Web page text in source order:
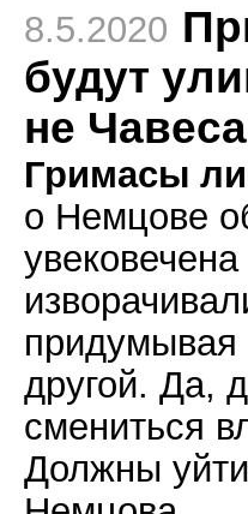
8.5.2020
будут
не Чавеса
Гримасы
о Немцове
придумывая
другой. Да,
смениться
Должны